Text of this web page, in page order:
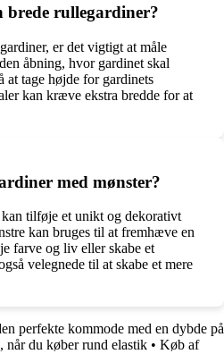
rullegardiner?
er det vigtigt at måle
åbning, hvor gardinet skal
at tage højde for gardinets
kan kræve ekstra bredde for at
med mønster?
tilføje et unikt og dekorativt
kan bruges til at fremhæve en
farve og liv eller skabe et
velegnede til at skabe et mere
perfekte kommode med en dybde på
når du køber rund elastik • Køb af